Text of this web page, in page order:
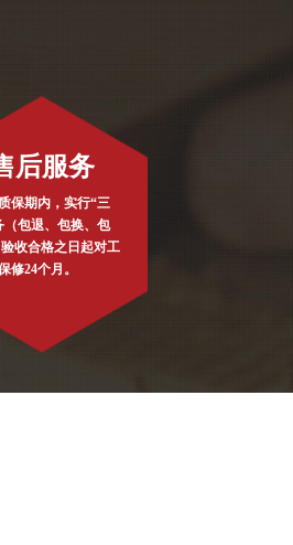
后服务
保期内，实行“三
（包退、包换、包
收合格之日起对工
修24个月。